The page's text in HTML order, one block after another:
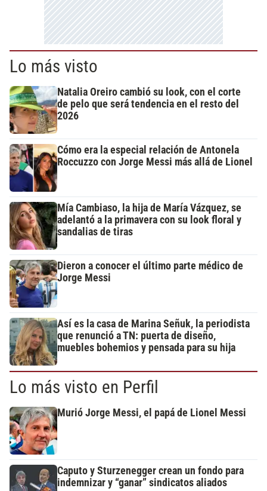
Lo más visto
Natalia Oreiro cambió su look, con el corte
de pelo que será tendencia en el resto del
2026
Cómo era la especial relación de Antonela
Roccuzzo con Jorge Messi más allá de Lionel
Mía Cambiaso, la hija de María Vázquez, se
adelantó a la primavera con su look floral y
sandalias de tiras
Dieron a conocer el último parte médico de
Jorge Messi
Así es la casa de Marina Señuk, la periodista
que renunció a TN: puerta de diseño,
muebles bohemios y pensada para su hija
Lo más visto en Perfil
Murió Jorge Messi, el papá de Lionel Messi
Caputo y Sturzenegger crean un fondo para
indemnizar y “ganar” sindicatos aliados